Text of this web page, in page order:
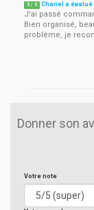
5 / 5 Chanel a
J'ai passé
Bien organisé,
problème, je
Donner son
Votre note